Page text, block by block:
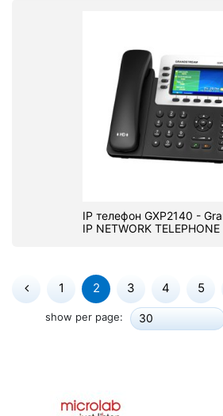
IP телефон GXP2140 -
IP NETWORK TELEPHONE
1 2 3 4 5
show per page: 30